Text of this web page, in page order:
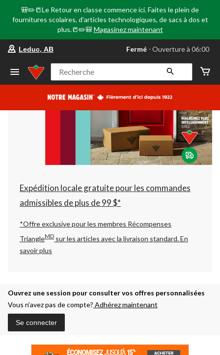
🎒✏️📒Le Retour en classe commence ici. Faites le plein de
fournitures scolaires, d'articles technologiques, de sacs à dos et
plus.📒✏️🎒 Magasinez maintenant
votre
préféré
Leduc,
AB,
courament
Ouverture
à
06:00
cliquer
pour
changer
Leduc, AB Fermé ⋅ Ouverture à 06:00
Recherche
Expédition locale gratuite pour les commandes
admissibles de plus de 99 $*
*Offre exclusive pour les membres Récompenses
TriangleMD sur les articles avec la livraison standard.En
savoir plus
Ouvrez une session pour consulter vos offres personnalisées
Vous n’avez pas de compte? Adhérez maintenant
Se connecter